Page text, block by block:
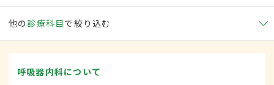
他の 診療科目で絞り込む
呼吸器内科について